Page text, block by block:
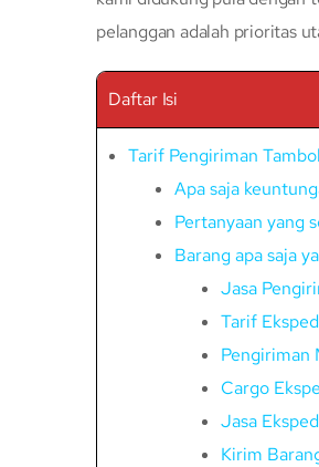
pelanggan adalah prioritas
Daftar Isi
Tarif Pengiriman
Apa saja
Pertanyaan yang
Barang apa saja
Jasa
Tarif
Pengiriman
Cargo
Jasa
Kirim